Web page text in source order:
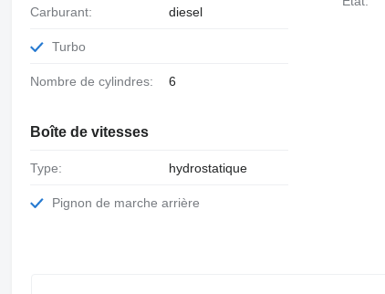
Carburant: diesel
Turbo
Nombre de cylindres: 6
Boîte de vitesses
Type: hydrostatique
Pignon de marche arrière